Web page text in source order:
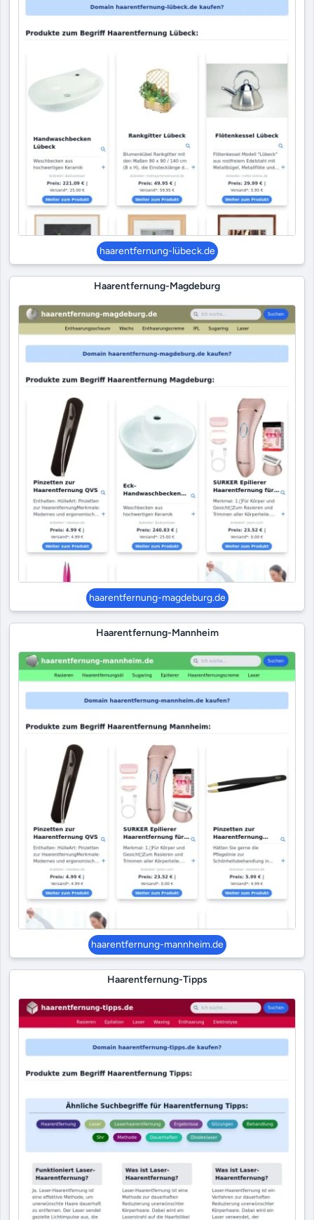
haarentfernung-lübeck.de
Haarentfernung-Magdeburg
haarentfernung-magdeburg.de
Haarentfernung-Mannheim
haarentfernung-mannheim.de
Haarentfernung-Tipps